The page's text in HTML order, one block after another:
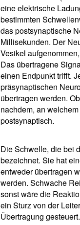
eine elektrische
bestimmten
das postsynaptische
Millisekunden. Der
Vesikel
Das übertragene
einen Endpunkt trifft.
präsynaptischen
übertragen werden.
nachdem, an
postsynaptisch.
Die Schwelle, die bei
bezeichnet. Sie hat
entweder übertragen
werden. Schwache
sonst wäre die
ein Sturz von der
Übertragung